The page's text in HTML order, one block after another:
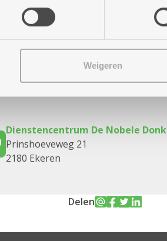
Weigeren
betaal je
Dienstencentrum De Nobele Donk
Prinshoeveweg 21
2180 Ekeren
Delen